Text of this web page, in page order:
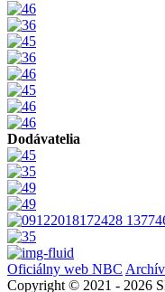
Dodávatelia
Oficiálny web NBC
Copyright © 2021 - 2026